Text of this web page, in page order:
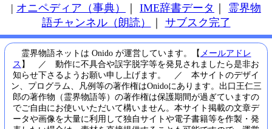
| オニペディア（事典） ｜ IME辞書データ ｜ 霊界物
語チャンネル（朗読）
｜ サブスク完了
霊界物語ネットは Onido が運営しています。【 メールアドレ
ス 】 ／ 動作に不具合や誤字脱字等を発見されましたら是非お
知らせ下さるようお願い申し上げます。 ／ 本サイトのデザイ
ン、プログラム、凡例等の著作権はOnidoにあります。出口王仁三
郎の著作物（霊界物語等）の著作権は保護期間が過ぎていますの
でご自由にお使いいただいて構いません。本サイト掲載の文章デ
ータや画像を大量に利用して独自サイトや電子書籍等を作製・発